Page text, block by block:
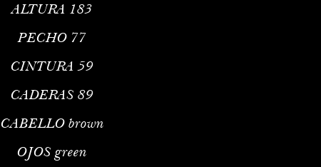
ALTURA 183
PECHO 77
CINTURA 59
CADERAS 89
CABELLO brown
OJOS green
Bicanova is a rising fashion model whose refined